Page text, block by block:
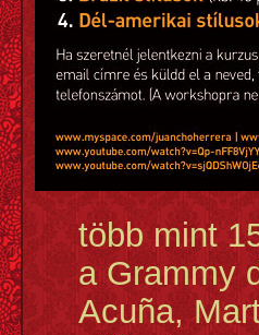
több mint
a Grammy
Acuña,